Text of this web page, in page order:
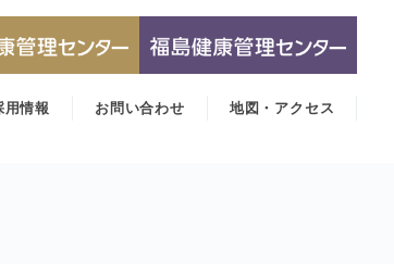
用情報 お問い合わせ 地図・アクセス